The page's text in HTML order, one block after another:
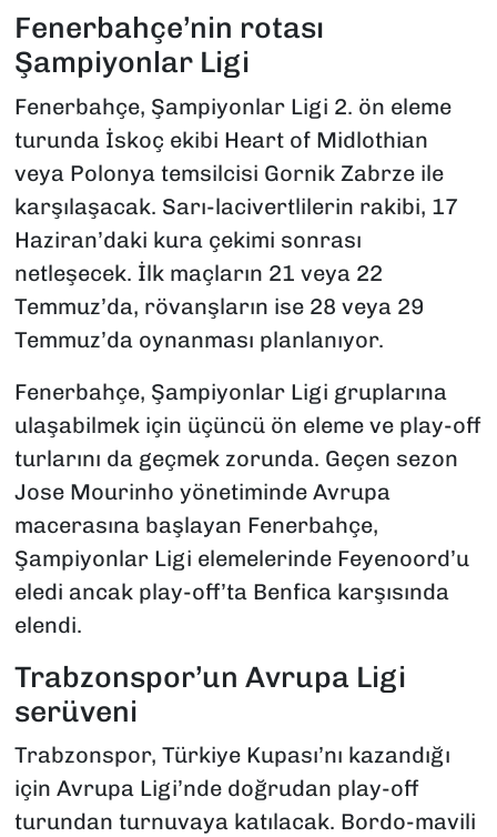
Fenerbahçe’nin rotası
Şampiyonlar Ligi
Fenerbahçe, Şampiyonlar Ligi 2. ön eleme
turunda İskoç ekibi Heart of Midlothian
veya Polonya temsilcisi Gornik Zabrze ile
karşılaşacak. Sarı-lacivertlilerin rakibi, 17
Haziran’daki kura çekimi sonrası
netleşecek. İlk maçların 21 veya 22
Temmuz’da, rövanşların ise 28 veya 29
Temmuz’da oynanması planlanıyor.
Fenerbahçe, Şampiyonlar Ligi gruplarına
ulaşabilmek için üçüncü ön eleme ve play-off
turlarını da geçmek zorunda. Geçen sezon
Jose Mourinho yönetiminde Avrupa
macerasına başlayan Fenerbahçe,
Şampiyonlar Ligi elemelerinde Feyenoord’u
eledi ancak play-off’ta Benfica karşısında
elendi.
Trabzonspor’un Avrupa Ligi
serüveni
Trabzonspor, Türkiye Kupası’nı kazandığı
için Avrupa Ligi’nde doğrudan play-off
turundan turnuvaya katılacak. Bordo-mavili